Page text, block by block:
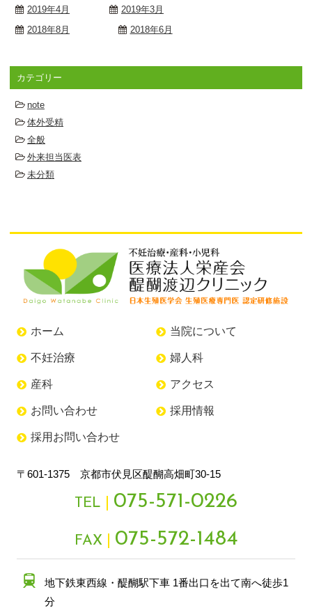
2019年4月
2019年3月
2018年8月
2018年6月
カテゴリー
note
体外受精
全般
外来担当医表
未分類
ホーム 当院について
不妊治療 婦人科
産科 アクセス
お問い合わせ 採用情報
採用お問い合わせ
〒601-1375 京都市伏見区醍醐高畑町30-15
TEL 075-571-0226
FAX 075-572-1484
地下鉄東西線・醍醐駅下車 1番出口を出て南へ徒歩1
分